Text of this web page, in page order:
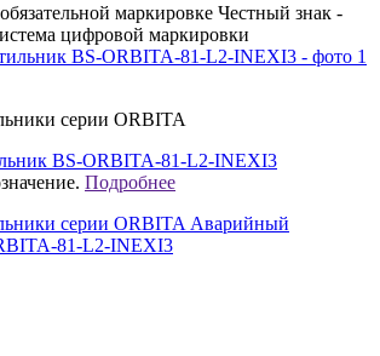
маркировке Честный знак -
цифровой маркировки
серии ORBITA
BS-ORBITA-81-L2-INEXI3
Подробнее
серии ORBITA Аварийный
81-L2-INEXI3